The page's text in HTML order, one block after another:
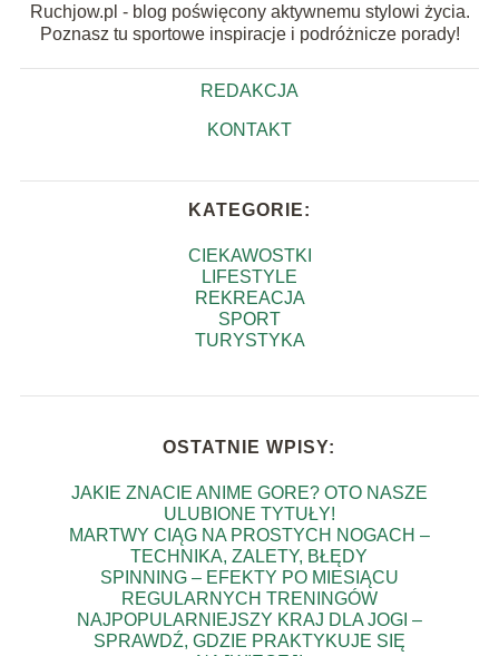
Ruchjow.pl - blog poświęcony aktywnemu stylowi życia.
Poznasz tu sportowe inspiracje i podróżnicze porady!
REDAKCJA
KONTAKT
KATEGORIE:
CIEKAWOSTKI
LIFESTYLE
REKREACJA
SPORT
TURYSTYKA
OSTATNIE WPISY:
JAKIE ZNACIE ANIME GORE? OTO NASZE
ULUBIONE TYTUŁY!
MARTWY CIĄG NA PROSTYCH NOGACH –
TECHNIKA, ZALETY, BŁĘDY
SPINNING – EFEKTY PO MIESIĄCU
REGULARNYCH TRENINGÓW
NAJPOPULARNIEJSZY KRAJ DLA JOGI –
SPRAWDŹ, GDZIE PRAKTYKUJE SIĘ